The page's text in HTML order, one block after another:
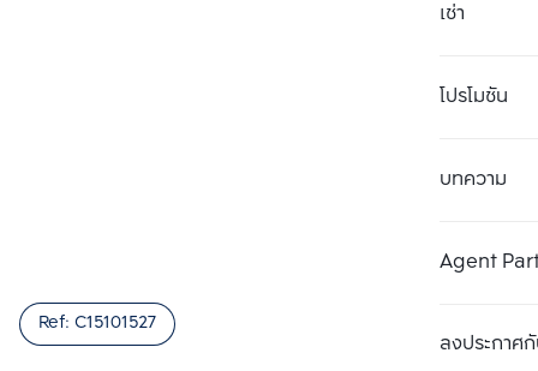
เช่า
โปรโมชัน
บทความ
Agent
ลงประกาศกั
Ref: C15101527